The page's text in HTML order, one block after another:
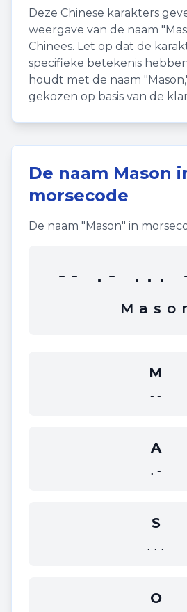
Deze Chinese karakters
weergave van de naam "
Chinees. Let op dat de
specifieke betekenis
houdt met de naam "Mason
gekozen op basis van de
De naam Mason
morsecode
De naam "Mason" in
-- .- ...
M a s o
M
--
A
.-
S
...
O